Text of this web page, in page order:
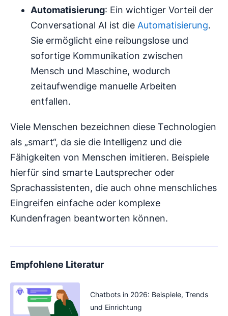
Automatisierung: Ein wichtiger Vorteil der
Conversational AI ist die Automatisierung.
Sie ermöglicht eine reibungslose und
sofortige Kommunikation zwischen
Mensch und Maschine, wodurch
zeitaufwendige manuelle Arbeiten
entfallen.
Viele Menschen bezeichnen diese Technologien
als „smart“, da sie die Intelligenz und die
Fähigkeiten von Menschen imitieren. Beispiele
hierfür sind smarte Lautsprecher oder
Sprachassistenten, die auch ohne menschliches
Eingreifen einfache oder komplexe
Kundenfragen beantworten können.
Empfohlene Literatur
Chatbots in 2026: Beispiele, Trends
und Einrichtung